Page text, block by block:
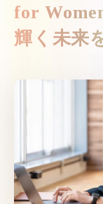
for
輝く未来